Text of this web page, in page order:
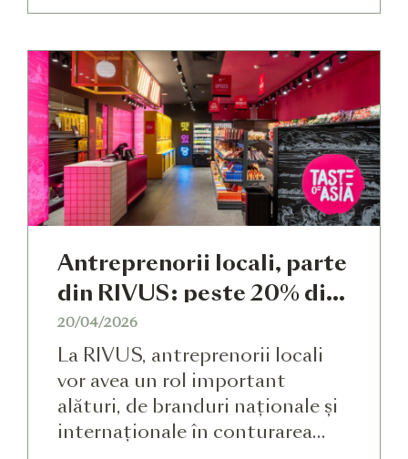
Chelaru, Group
Sustainability Officer
IULIUS
care traversează întregul
concept RIVUS, cel mai mare
demers de regenerare urbană
aflat în dezvoltare în România.
Pentru a înțelege mai de
aproape cum se traduc aceste
principii […]
Antreprenorii locali, parte
din RIVUS: peste 20% din
spațiile comerciale,
dedicate business-urilor
clujene
20/04/2026
La RIVUS, antreprenorii locali
vor avea un rol important
alături, de branduri naționale și
internaționale în conturarea